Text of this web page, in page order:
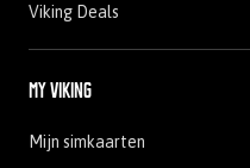
Viking Deals
My Viking
Mijn simkaarten